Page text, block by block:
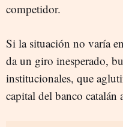
competidor.
Si la situación no varía
da un giro inesperado,
institucionales, que
capital del banco catalán